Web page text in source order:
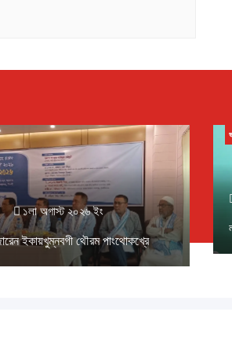
১লা অগাস্ট ২০২৬ ইং
ইকায়খুম্নবগী থৌরম পাংথোকখ্রে